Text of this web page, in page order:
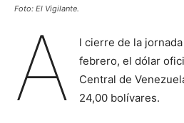
Foto: El Vigilante.
A
l cierre de la
febrero, el dólar
Central de
24,00 bolívares.